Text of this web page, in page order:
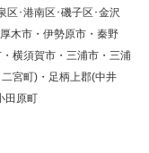
区･港南区･磯子区･金沢
木市・伊勢原市・秦野
横須賀市・三浦市・三浦
宮町)・足柄上郡(中井
田原町